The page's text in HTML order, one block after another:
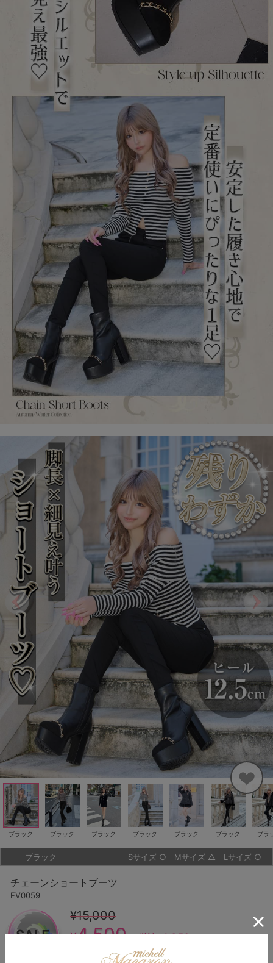
ブラック ブラック ブラック ブラック ブラック ブラック ブラ
ブラック Sサイズ ○ Mサイズ △ Lサイズ ○
チェーンショートブーツ
EV0059
¥15,000
¥4,500（税込 4,950）
%OFF